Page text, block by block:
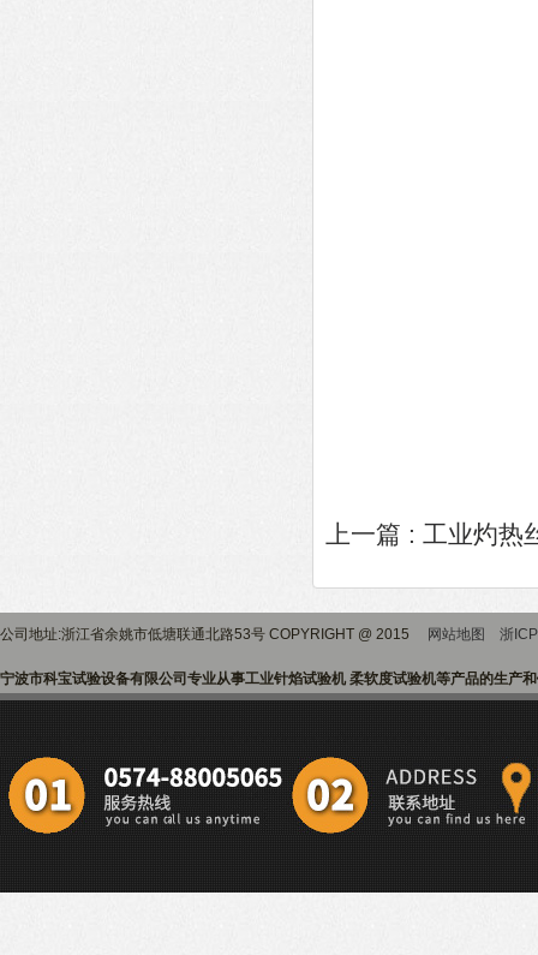
上一篇 : 工业灼热
公司地址:浙江省余姚市低塘联通北路53号 COPYRIGHT @ 2015 网站地图 浙
宁波市科宝试验设备有限公司专业从事工业针焰试验机 柔软度试验机等产品的生产